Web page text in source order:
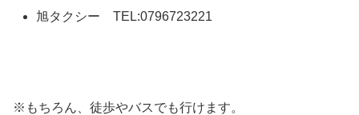
旭タクシー TEL:0796723221
※もちろん、徒歩やバスでも行けます。